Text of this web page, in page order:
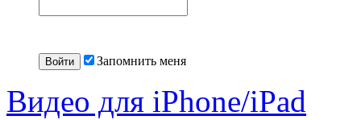
Запомнить меня
Видео для iPhone/iPad